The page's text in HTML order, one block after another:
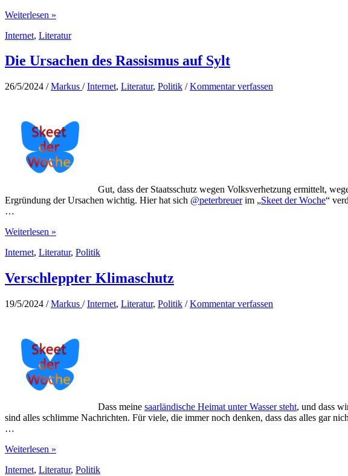
Einfach
werden
Weiterlesen »
Internet, Literatur
Die Ursachen des Rassismus auf Sylt
26/5/2024 /Markus /Internet, Literatur, Politik /Kommentar verfassen
Gut, dass der Staatsschutz wegen Volksverhetzung ermittelt,
Ergründung der Ursachen wichtig. Hier hat sich @peterbreuerim „Skeet der Woche“
…
Die
des
auf
Sylt
Weiterlesen »
Internet, Literatur, Politik
Verschleppter Klimaschutz
19/5/2024 /Markus /Internet, Literatur, Politik /Kommentar verfassen
Dass meine saarländische Heimat unter Wasser steht, und dass
sind alles schlimme Nachrichten. Für viele, die immer noch denken, dass das alles gar
…
Verschleppter
Weiterlesen »
Internet, Literatur, Politik